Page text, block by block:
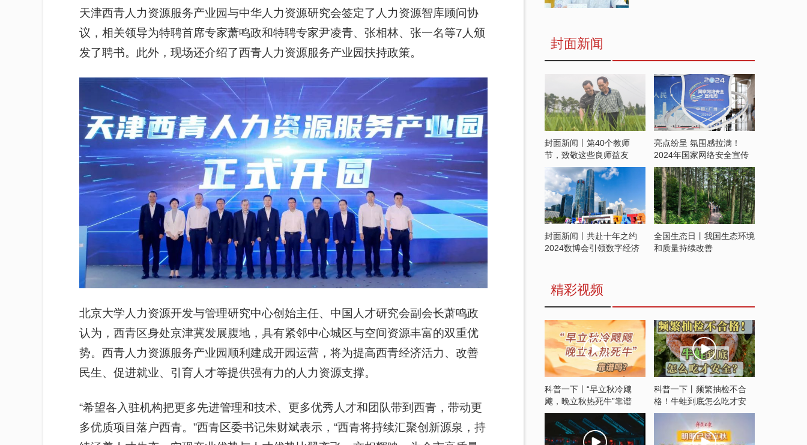
天津西青人力资源服务产业园与中华人力资源研究会签定了人力资源智库顾问协
议，相关领导为特聘首席专家萧鸣政和特聘专家尹凌青、张相林、张一名等7人颁
发了聘书。此外，现场还介绍了西青人力资源服务产业园扶持政策。
北京大学人力资源开发与管理研究中心创始主任、中国人才研究会副会长萧鸣政
认为，西青区身处京津冀发展腹地，具有紧邻中心城区与空间资源丰富的双重优
势。西青人力资源服务产业园顺利建成开园运营，将为提高西青经济活力、改善
民生、促进就业、引育人才等提供强有力的人力资源支撑。
“希望各入驻机构把更多先进管理和技术、更多优秀人才和团队带到西青，带动更
多优质项目落户西青。”西青区委书记朱财斌表示，“西青将持续汇聚创新源泉，持
封面新闻
封面新闻丨第40个教师
节，致敬这些良师益友
亮点纷呈 氛围感拉满！
2024年国家网络安全宣传
周开启
封面新闻丨共赴十年之约
2024数博会引领数字经济
全国生态日丨我国生态环境
和质量持续改善
精彩视频
科普一下丨“早立秋冷飕
飕，晚立秋热死牛”靠谱
吗？
科普一下丨频繁抽检不合
格！牛蛙到底怎么吃才安
全？